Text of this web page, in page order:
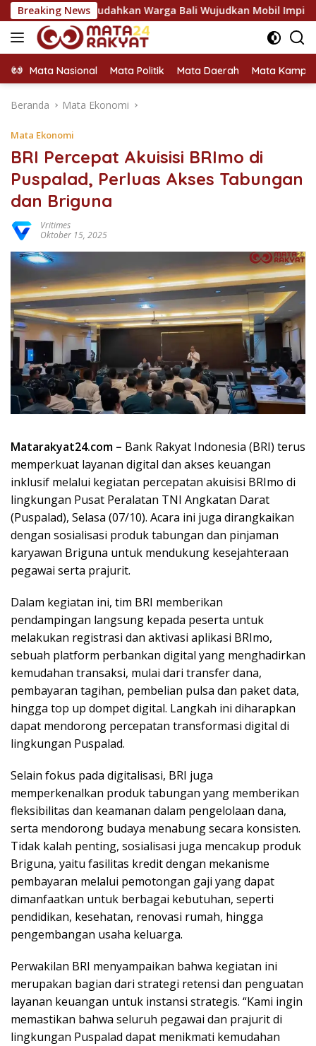
Langsung
ke
konten
Breaking News
Mudahkan Warga Bali Wujudkan Mobil Impian
Mata Nasional Mata Politik Mata Daerah Mata
Beranda Mata Ekonomi
Mata Ekonomi
BRI Percepat Akuisisi BRImo di
Puspalad, Perluas Akses Tabungan
dan Briguna
Vritimes
Oktober 15, 2025
Matarakyat24.com – Bank Rakyat Indonesia (BRI) terus
memperkuat layanan digital dan akses keuangan
inklusif melalui kegiatan percepatan akuisisi BRImo di
lingkungan Pusat Peralatan TNI Angkatan Darat
(Puspalad), Selasa (07/10). Acara ini juga dirangkaikan
dengan sosialisasi produk tabungan dan pinjaman
karyawan Briguna untuk mendukung kesejahteraan
pegawai serta prajurit.
Dalam kegiatan ini, tim BRI memberikan
pendampingan langsung kepada peserta untuk
melakukan registrasi dan aktivasi aplikasi BRImo,
sebuah platform perbankan digital yang menghadirkan
kemudahan transaksi, mulai dari transfer dana,
pembayaran tagihan, pembelian pulsa dan paket data,
hingga top up dompet digital. Langkah ini diharapkan
dapat mendorong percepatan transformasi digital di
lingkungan Puspalad.
Selain fokus pada digitalisasi, BRI juga
memperkenalkan produk tabungan yang memberikan
fleksibilitas dan keamanan dalam pengelolaan dana,
serta mendorong budaya menabung secara konsisten.
Tidak kalah penting, sosialisasi juga mencakup produk
Briguna, yaitu fasilitas kredit dengan mekanisme
pembayaran melalui pemotongan gaji yang dapat
dimanfaatkan untuk berbagai kebutuhan, seperti
pendidikan, kesehatan, renovasi rumah, hingga
pengembangan usaha keluarga.
Perwakilan BRI menyampaikan bahwa kegiatan ini
merupakan bagian dari strategi retensi dan penguatan
layanan keuangan untuk instansi strategis. “Kami ingin
memastikan bahwa seluruh pegawai dan prajurit di
lingkungan Puspalad dapat menikmati kemudahan